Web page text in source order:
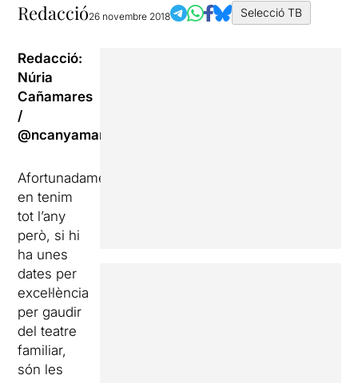
Redacció26 novembre 2018 Selecció TB
Redacció:
Núria
Cañamares
/
@ncanyamares
Afortunadament
en tenim
tot l’any
però, si hi
ha unes
dates per
excel·lència
per gaudir
del teatre
familiar,
són les